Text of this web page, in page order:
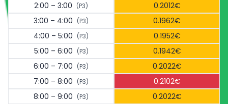
2:00 – 3:00 (P3)
0.2012€
3:00 – 4:00 (P3)
0.1962€
4:00 – 5:00 (P3)
0.1952€
5:00 – 6:00 (P3)
0.1942€
6:00 – 7:00 (P3)
0.2022€
7:00 – 8:00 (P3)
0.2102€
8:00 – 9:00 (P3)
0.2022€